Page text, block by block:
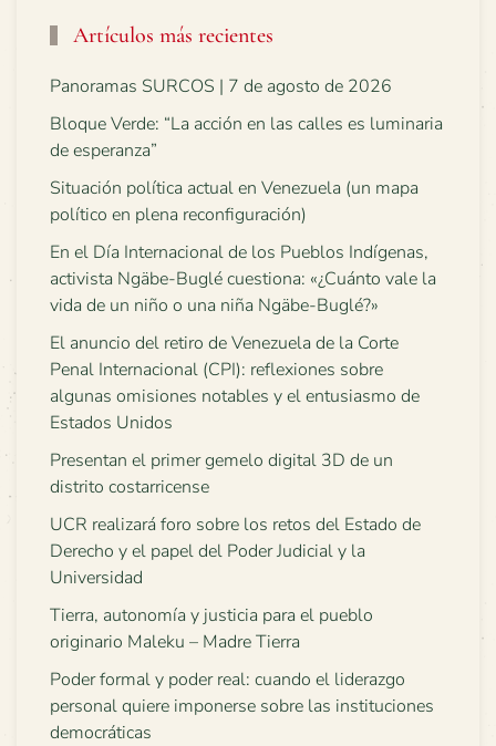
Artículos más recientes
Panoramas SURCOS | 7 de agosto de 2026
Bloque Verde: “La acción en las calles es luminaria
de esperanza”
Situación política actual en Venezuela (un mapa
político en plena reconfiguración)
En el Día Internacional de los Pueblos Indígenas,
activista Ngäbe-Buglé cuestiona: «¿Cuánto vale la
vida de un niño o una niña Ngäbe-Buglé?»
El anuncio del retiro de Venezuela de la Corte
Penal Internacional (CPI): reflexiones sobre
algunas omisiones notables y el entusiasmo de
Estados Unidos
Presentan el primer gemelo digital 3D de un
distrito costarricense
UCR realizará foro sobre los retos del Estado de
Derecho y el papel del Poder Judicial y la
Universidad
Tierra, autonomía y justicia para el pueblo
originario Maleku – Madre Tierra
Poder formal y poder real: cuando el liderazgo
personal quiere imponerse sobre las instituciones
democráticas